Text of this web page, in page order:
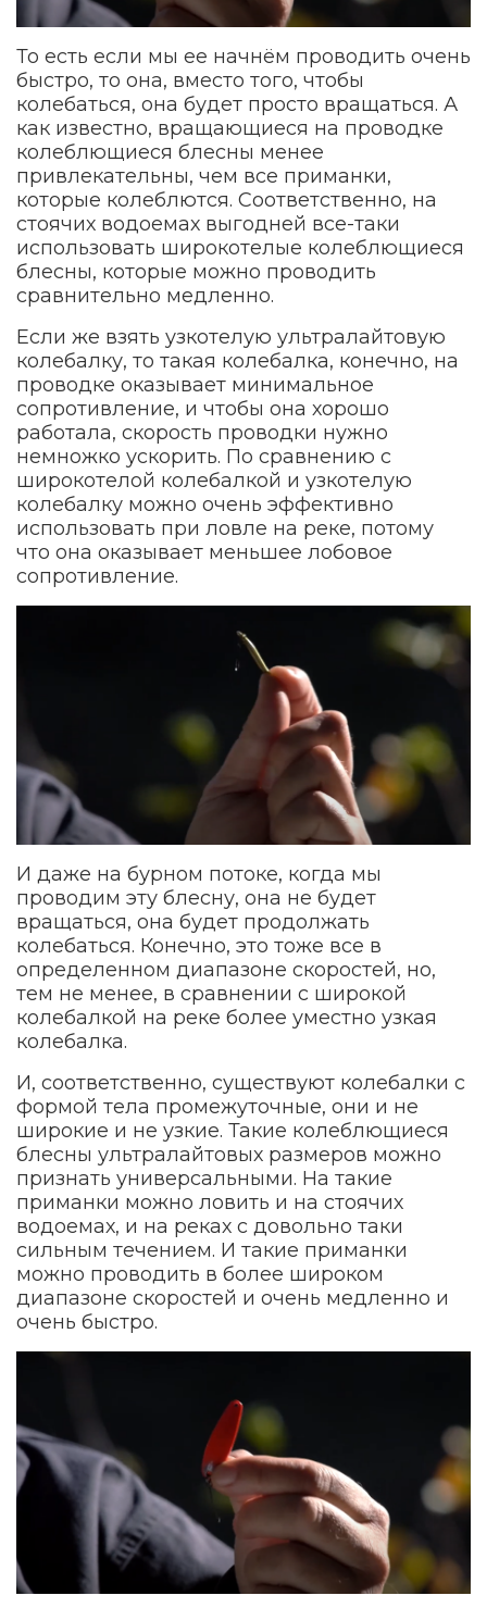
То есть если мы ее начнём проводить очень
быстро, то она, вместо того, чтобы
колебаться, она будет просто вращаться. А
как известно, вращающиеся на проводке
колеблющиеся блесны менее
привлекательны, чем все приманки,
которые колеблются. Соответственно, на
стоячих водоемах выгодней все-таки
использовать широкотелые колеблющиеся
блесны, которые можно проводить
сравнительно медленно.
Если же взять узкотелую ультралайтовую
колебалку, то такая колебалка, конечно, на
проводке оказывает минимальное
сопротивление, и чтобы она хорошо
работала, скорость проводки нужно
немножко ускорить. По сравнению с
широкотелой колебалкой и узкотелую
колебалку можно очень эффективно
использовать при ловле на реке, потому
что она оказывает меньшее лобовое
сопротивление.
И даже на бурном потоке, когда мы
проводим эту блесну, она не будет
вращаться, она будет продолжать
колебаться. Конечно, это тоже все в
определенном диапазоне скоростей, но,
тем не менее, в сравнении с широкой
колебалкой на реке более уместно узкая
колебалка.
И, соответственно, существуют колебалки с
формой тела промежуточные, они и не
широкие и не узкие. Такие колеблющиеся
блесны ультралайтовых размеров можно
признать универсальными. На такие
приманки можно ловить и на стоячих
водоемах, и на реках с довольно таки
сильным течением. И такие приманки
можно проводить в более широком
диапазоне скоростей и очень медленно и
очень быстро.